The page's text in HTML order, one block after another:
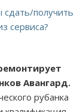
получить
сервиса?
Авангард.
рубанка